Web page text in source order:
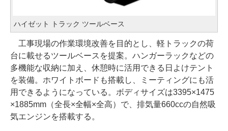
ハイゼット トラック ツールベース
工事現場の作業環境改善を目的とし、軽トラックの荷
台に載せるツールベースを提案。ハンガーラックなどの
多機能な収納に加え、休憩時に活用できる日よけテント
を装備。ホワイトボードも搭載し、ミーティングにも活
用できるようになっている。ボディサイズは3395×1475
×1885mm（全長×全幅×全高）で、排気量660ccの自然吸
気エンジンを搭載する。